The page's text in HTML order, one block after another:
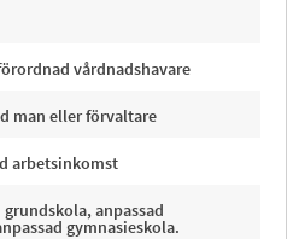
vårdnadshavare
man eller förvaltare
arbetsinkomst
anpassad
gymnasieskola.